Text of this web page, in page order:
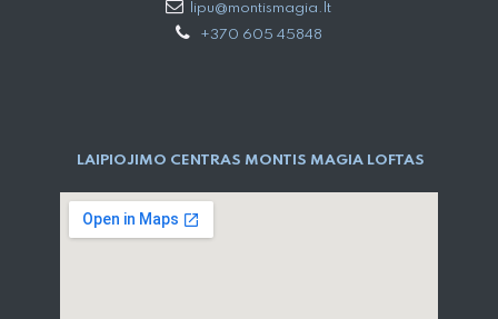
lipu@montismagia.lt
+370 605 45848
LAIPIOJIMO CENTRAS MONTIS MAGIA LOFTAS